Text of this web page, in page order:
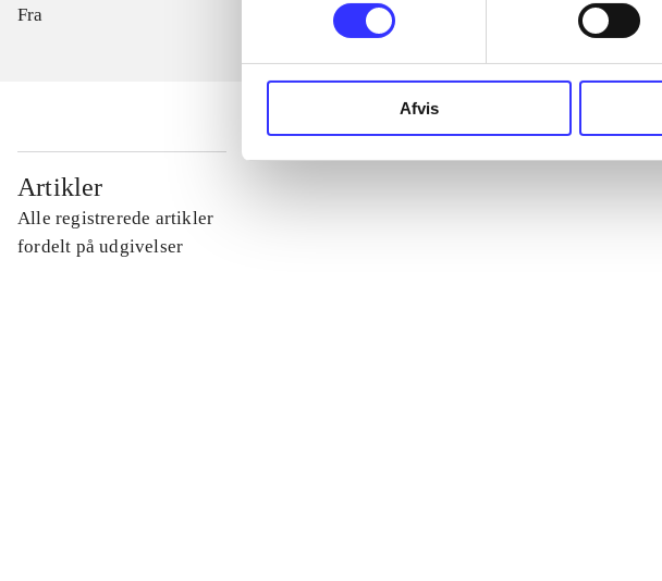
Afvis
Fra
Artikler
Alle registrerede artikler
fordelt på udgivelser